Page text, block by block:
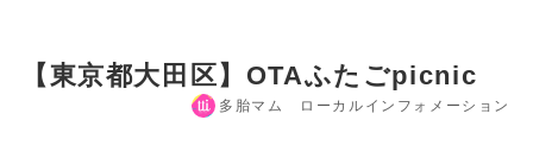
【東京都大田区】OTAふたごpicnic
多胎マム ローカルインフォメーション